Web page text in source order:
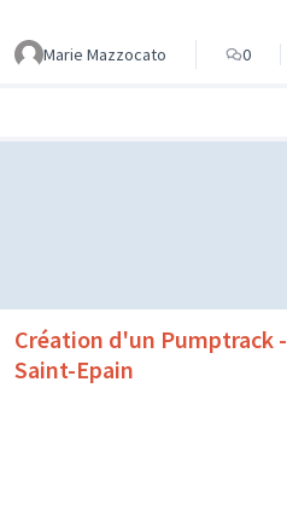
Marie Mazzocato 0
Création d'un Pumptrack -
Saint-Epain